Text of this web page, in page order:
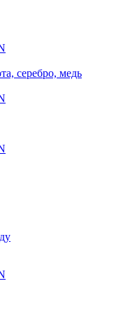
серебро, медь